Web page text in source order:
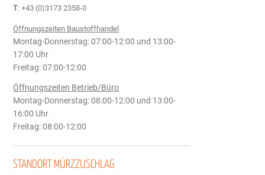
T:+43 (0)3173 2358-0
Öffnungszeiten Baustoffhandel
Montag-Donnerstag: 07:00-12:00 und 13:00-
17:00 Uhr
Freitag: 07:00-12:00
Öffnungszeiten Betrieb/Büro
Montag-Donnerstag: 08:00-12:00 und 13:00-
16:00 Uhr
Freitag: 08:00-12:00
STANDORT MÜRZZUSCHLAG